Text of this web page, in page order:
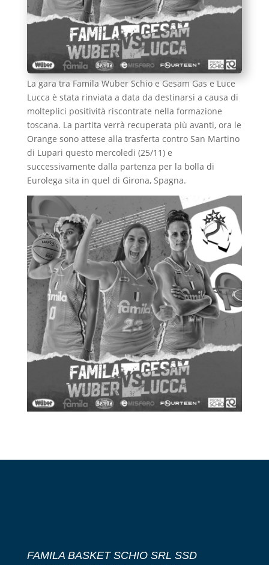
La gara tra Famila Wuber Schio e Gesam Gas e Luce
Lucca è stata rinviata a data da destinarsi a causa di
molteplici positività riscontrate nella formazione
toscana. La partita verrà recuperata più avanti, ora le
Orange sono attese alla trasferta contro San Martino
di Lupari questo mercoledi (25/11) e
successivamente dalla partenza per la bolla di
Eurolega sita in quel di Girona, Spagna.
FAMILA BASKET SCHIO SRL SSD